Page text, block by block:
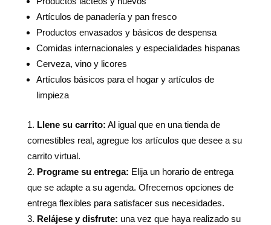
Artículos de panadería y pan fresco
Productos envasados ​​y básicos de despensa
Comidas internacionales y especialidades hispanas
Cerveza, vino y licores
Artículos básicos para el hogar y artículos de
limpieza
Llene su carrito: Al igual que en una tienda de
comestibles real, agregue los artículos que desee a su
carrito virtual.
Programe su entrega: Elija un horario de entrega
que se adapte a su agenda. Ofrecemos opciones de
entrega flexibles para satisfacer sus necesidades.
Relájese y disfrute: una vez que haya realizado su